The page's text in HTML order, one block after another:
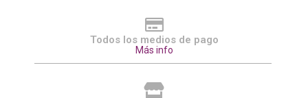
Todos los medios de pago
Más info